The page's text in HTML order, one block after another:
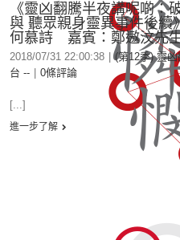
《靈凶翻騰半夜講呢啲：
與 聽眾親身靈異事件後
何慕詩 嘉賓：鄭遨汶先
2018/07/31 22:00:38 (第12季) 靈
台 --
0條評論
[...]
進一步了解